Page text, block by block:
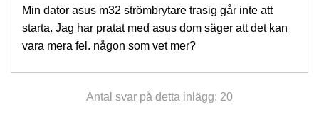
Min dator asus m32 strömbrytare trasig går inte att
starta. Jag har pratat med asus dom säger att det kan
vara mera fel. någon som vet mer?
Antal svar på detta inlägg: 20